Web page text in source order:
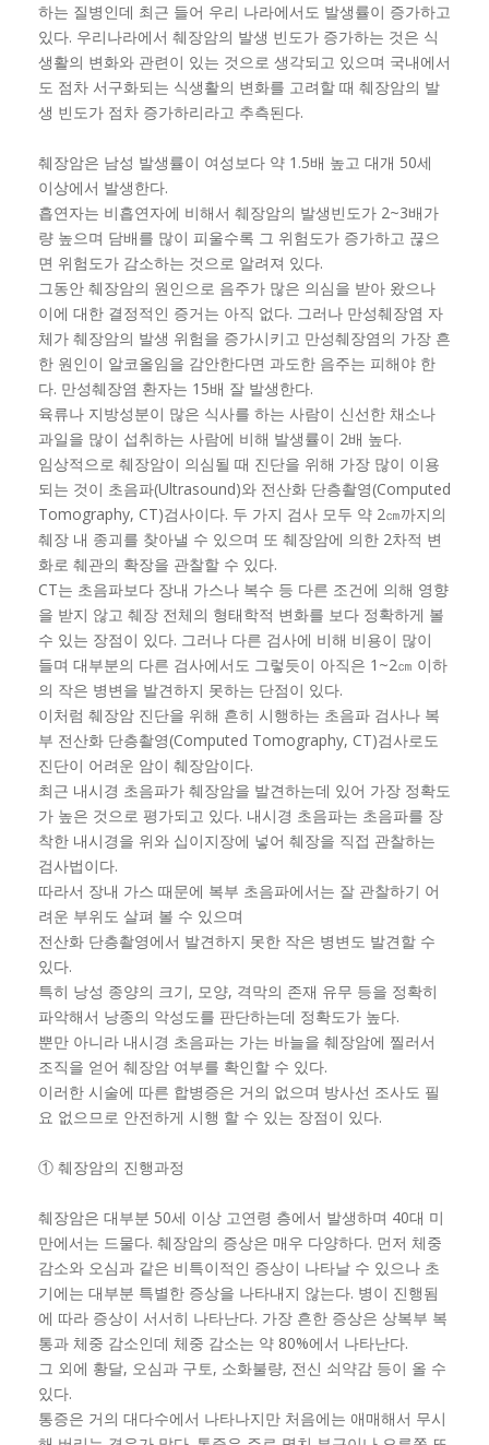
하는 질병인데 최근 들어 우리 나라에서도 발생률이 증가하고
있다. 우리나라에서 췌장암의 발생 빈도가 증가하는 것은 식
생활의 변화와 관련이 있는 것으로 생각되고 있으며 국내에서
도 점차 서구화되는 식생활의 변화를 고려할 때 췌장암의 발
생 빈도가 점차 증가하리라고 추측된다.
췌장암은 남성 발생률이 여성보다 약 1.5배 높고 대개 50세
이상에서 발생한다.
흡연자는 비흡연자에 비해서 췌장암의 발생빈도가 2~3배가
량 높으며 담배를 많이 피울수록 그 위험도가 증가하고 끊으
면 위험도가 감소하는 것으로 알려져 있다.
그동안 췌장암의 원인으로 음주가 많은 의심을 받아 왔으나
이에 대한 결정적인 증거는 아직 없다. 그러나 만성췌장염 자
체가 췌장암의 발생 위험을 증가시키고 만성췌장염의 가장 흔
한 원인이 알코올임을 감안한다면 과도한 음주는 피해야 한
다. 만성췌장염 환자는 15배 잘 발생한다.
육류나 지방성분이 많은 식사를 하는 사람이 신선한 채소나
과일을 많이 섭취하는 사람에 비해 발생률이 2배 높다.
임상적으로 췌장암이 의심될 때 진단을 위해 가장 많이 이용
되는 것이 초음파(Ultrasound)와 전산화 단층촬영(Computed
Tomography, CT)검사이다. 두 가지 검사 모두 약 2㎝까지의
췌장 내 종괴를 찾아낼 수 있으며 또 췌장암에 의한 2차적 변
화로 췌관의 확장을 관찰할 수 있다.
CT는 초음파보다 장내 가스나 복수 등 다른 조건에 의해 영향
을 받지 않고 췌장 전체의 형태학적 변화를 보다 정확하게 볼
수 있는 장점이 있다. 그러나 다른 검사에 비해 비용이 많이
들며 대부분의 다른 검사에서도 그렇듯이 아직은 1~2㎝ 이하
의 작은 병변을 발견하지 못하는 단점이 있다.
이처럼 췌장암 진단을 위해 흔히 시행하는 초음파 검사나 복
부 전산화 단층촬영(Computed Tomography, CT)검사로도
진단이 어려운 암이 췌장암이다.
최근 내시경 초음파가 췌장암을 발견하는데 있어 가장 정확도
가 높은 것으로 평가되고 있다. 내시경 초음파는 초음파를 장
착한 내시경을 위와 십이지장에 넣어 췌장을 직접 관찰하는
검사법이다.
따라서 장내 가스 때문에 복부 초음파에서는 잘 관찰하기 어
려운 부위도 살펴 볼 수 있으며
전산화 단층촬영에서 발견하지 못한 작은 병변도 발견할 수
있다.
특히 낭성 종양의 크기, 모양, 격막의 존재 유무 등을 정확히
파악해서 낭종의 악성도를 판단하는데 정확도가 높다.
뿐만 아니라 내시경 초음파는 가는 바늘을 췌장암에 찔러서
조직을 얻어 췌장암 여부를 확인할 수 있다.
이러한 시술에 따른 합병증은 거의 없으며 방사선 조사도 필
요 없으므로 안전하게 시행 할 수 있는 장점이 있다.
① 췌장암의 진행과정
췌장암은 대부분 50세 이상 고연령 층에서 발생하며 40대 미
만에서는 드물다. 췌장암의 증상은 매우 다양하다. 먼저 체중
감소와 오심과 같은 비특이적인 증상이 나타날 수 있으나 초
기에는 대부분 특별한 증상을 나타내지 않는다. 병이 진행됨
에 따라 증상이 서서히 나타난다. 가장 흔한 증상은 상복부 복
통과 체중 감소인데 체중 감소는 약 80%에서 나타난다.
그 외에 황달, 오심과 구토, 소화불량, 전신 쇠약감 등이 올 수
있다.
통증은 거의 대다수에서 나타나지만 처음에는 애매해서 무시